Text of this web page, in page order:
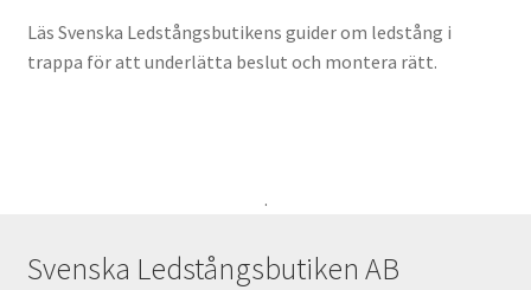
Integritetspolicy – Användarvillkor
Läs Svenska Ledstångsbutikens guider om ledstång i
trappa för att underlätta beslut och montera rätt.
.
Svenska Ledstångsbutiken AB